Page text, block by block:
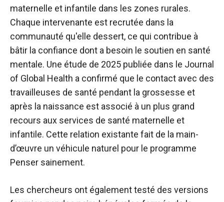
maternelle et infantile dans les zones rurales.
Chaque intervenante est recrutée dans la
communauté qu'elle dessert, ce qui contribue à
bâtir la confiance dont a besoin le soutien en santé
mentale. Une étude de 2025 publiée dans le Journal
of Global Health a confirmé que le contact avec des
travailleuses de santé pendant la grossesse et
après la naissance est associé à un plus grand
recours aux services de santé maternelle et
infantile. Cette relation existante fait de la main-
d’œuvre un véhicule naturel pour le programme
Penser sainement.
Les chercheurs ont également testé des versions